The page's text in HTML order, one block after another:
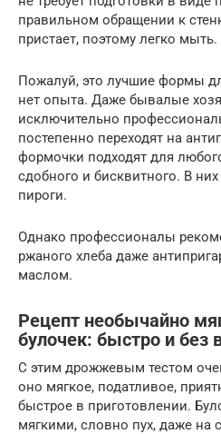
правильном обращении к
пристает, поэтому легко мыть.
Пожалуй, это лучшие формы
нет опыта. Даже бывалые
исключительно
постепенно переходят на
формочки подходят для
сдобного и бисквитного. В
пироги.
Однако профессионалы
ржаного хлеба даже
маслом.
Рецепт необычайно
булочек: быстро и без
С этим дрожжевым тестом
оно мягкое, податливое,
быстрое в приготовлении.
мягкими, словно пух, даже на